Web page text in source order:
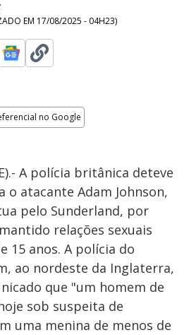
EM 17/08/2025 - 04H23)
no Google
A polícia britânica deteve
o atacante Adam Johnson,
pelo Sunderland, por
relações sexuais
15 anos. A polícia do
ao nordeste da Inglaterra,
que "um homem de
sob suspeita de
uma menina de menos de